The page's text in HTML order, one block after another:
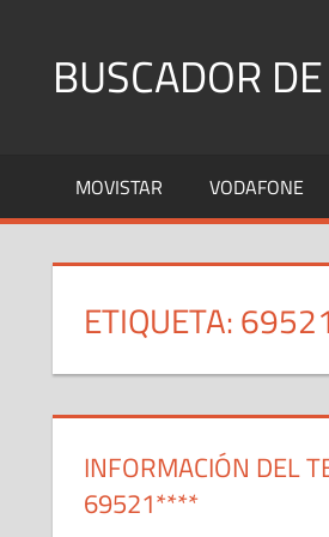
contenidoBUSCADOR
Fijos
y
MOVISTAR VODAFONE
ETIQUETA:69521
INFORMACIÓN DEL
69521****